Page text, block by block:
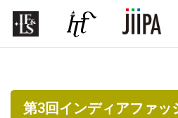
第3回インディアファッ